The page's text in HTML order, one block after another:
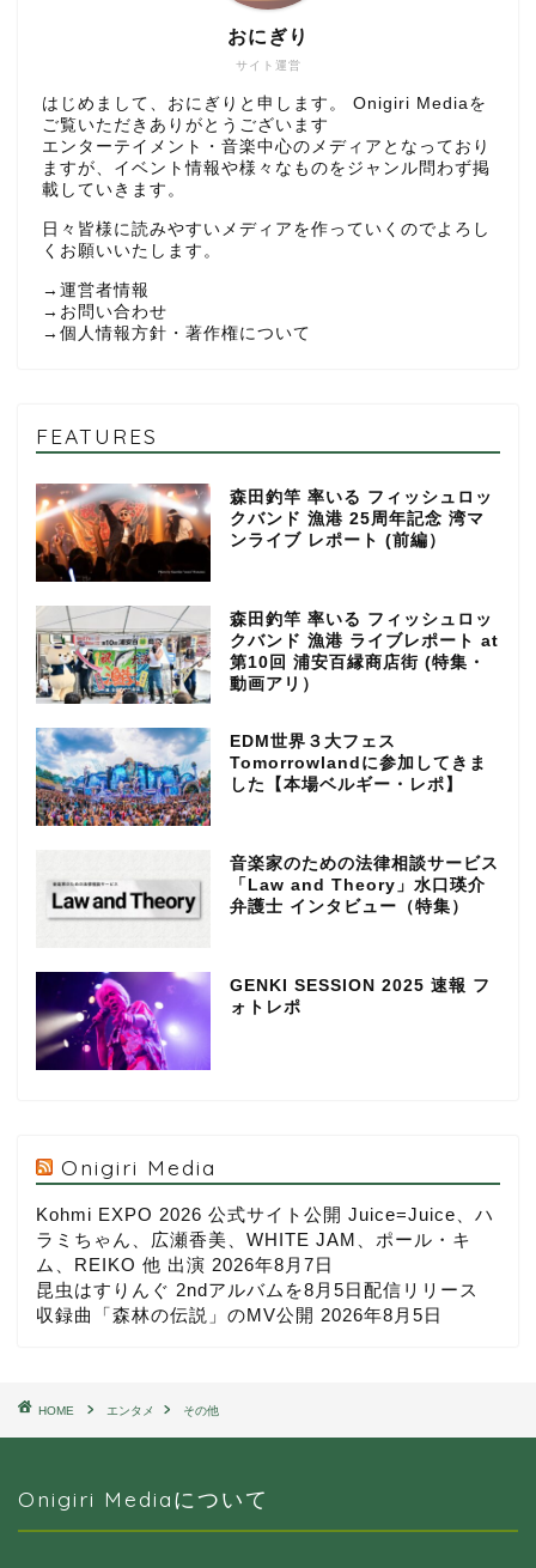
サイト運営
おにぎり
はじめまして、おにぎりと申します。 Onigiri Mediaを
ご覧いただきありがとうございます
エンターテイメント・音楽中心のメディアとなっており
ますが、イベント情報や様々なものをジャンル問わず掲
載していきます。
日々皆様に読みやすいメディアを作っていくのでよろし
くお願いいたします。
→ 運営者情報
→ お問い合わせ
→ 個人情報方針・著作権について
FEATURES
森田釣竿 率いる フィッシュロッ
クバンド 漁港 25周年記念 湾マ
ンライブ レポート (前編）
森田釣竿 率いる フィッシュロッ
クバンド 漁港 ライブレポート at
第10回 浦安百縁商店街 (特集・
動画アリ）
EDM世界３大フェス
Tomorrowlandに参加してきま
した【本場ベルギー・レポ】
音楽家のための法律相談サービス
「Law and Theory」水口瑛介
弁護士 インタビュー（特集）
GENKI SESSION 2025 速報 フ
ォトレポ
Onigiri Media
Kohmi EXPO 2026 公式サイト公開 Juice=Juice、ハ
ラミちゃん、広瀬香美、WHITE JAM、ポール・キ
ム、REIKO 他 出演 2026年8月7日
昆虫はすりんぐ 2ndアルバムを8月5日配信リリース
収録曲「森林の伝説」のMV公開 2026年8月5日
HOME エンタメ その他
Onigiri Mediaについて